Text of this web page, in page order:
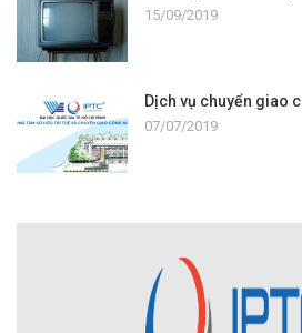
15/09/2019
Dịch vụ chuyển giao
07/07/2019